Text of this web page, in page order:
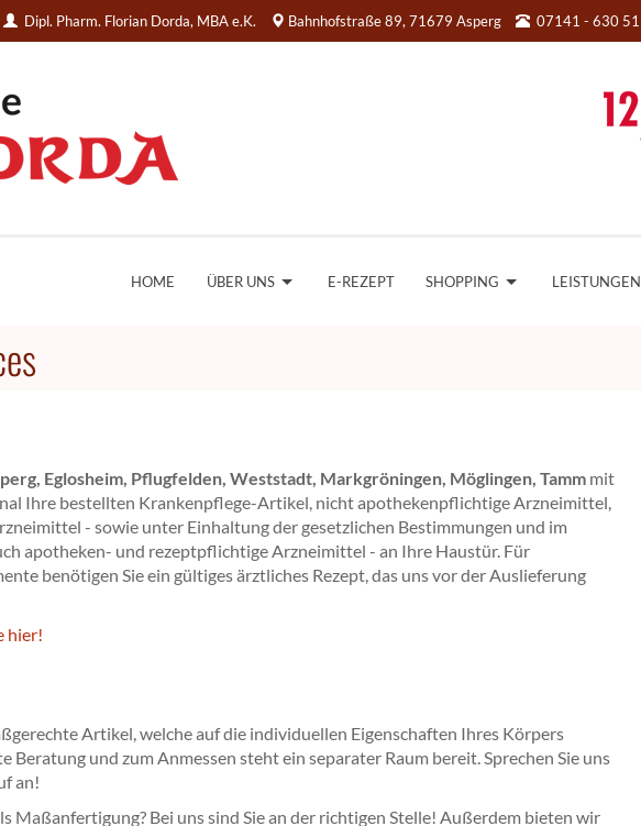
Dipl. Pharm. Florian Dorda, MBA e.K. Bahnhofstraße 89, 71679 Asperg 07141 - 630 51
HOME ÜBER UNS E-REZEPT SHOPPING LEISTUNGEN
Eglosheim, Pflugfelden, Weststadt, Markgröningen, Möglingen, Tamm mit
Ihre bestellten Krankenpflege-Artikel, nicht apothekenpflichtige Arzneimittel,
- sowie unter Einhaltung der gesetzlichen Bestimmungen und im
apotheken- und rezeptpflichtige Arzneimittel - an Ihre Haustür. Für
benötigen Sie ein gültiges ärztliches Rezept, das uns vor der Auslieferung
hier!
Artikel, welche auf die individuellen Eigenschaften Ihres Körpers
Beratung und zum Anmessen steht ein separater Raum bereit. Sprechen Sie uns
an!
Maßanfertigung? Bei uns sind Sie an der richtigen Stelle! Außerdem bieten wir